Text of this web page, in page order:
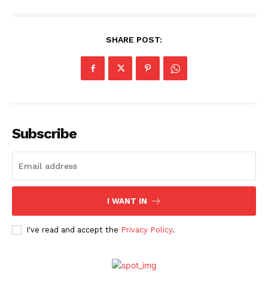
SHARE POST:
Subscribe
I WANT IN
I've read and accept the Privacy Policy.